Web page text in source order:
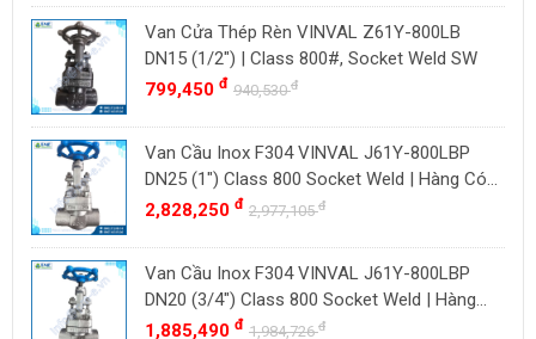
YOSHITAKE
KITZ
DK VALVE
TIGER
HD FIRE
ETM
TAMAKI
ASAHI
SWISSFLUID
Van Cửa Thép Rèn VINVAL Z61Y-800LB
DN15 (1/2") | Class 800#, Socket Weld SW
799,450 đ 940,530đ
Van Cầu Inox F304 VINVAL J61Y-800LBP
DN25 (1") Class 800 Socket Weld | Hàng Có
Sẵn
2,828,250 đ 2,977,105đ
Van Cầu Inox F304 VINVAL J61Y-800LBP
DN20 (3/4") Class 800 Socket Weld | Hàng
Có Sẵn
1,885,490 đ 1,984,726đ